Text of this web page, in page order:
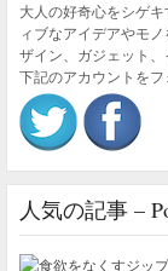
大人の好奇心をシゲ
ィブなアイデアやモ
ザイン、ガジェット、
下記のアカウントをフ
人気の記事 –